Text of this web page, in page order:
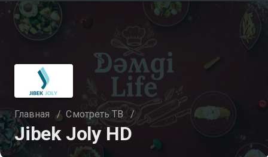
Главная / Смотреть ТВ /
Jibek Joly HD
Смотреть